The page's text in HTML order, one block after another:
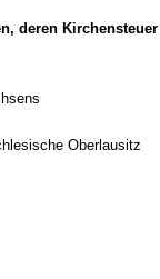
deren
Oberlausitz